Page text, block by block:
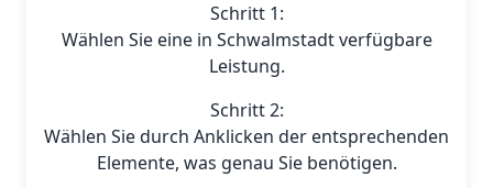
Schritt 1:
Wählen Sie eine in Schwalmstadt verfügbare
Leistung.
Schritt 2:
Wählen Sie durch Anklicken der entsprechenden
Elemente, was genau Sie benötigen.